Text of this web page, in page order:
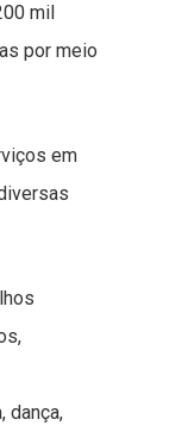
mil
por meio
em
dança,